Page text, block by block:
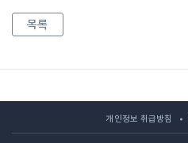
목록
개인정보 취급방침